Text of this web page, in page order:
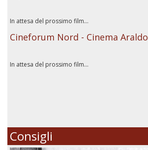
In attesa del prossimo film...
Cineforum Nord - Cinema Araldo
In attesa del prossimo film...
Consigli